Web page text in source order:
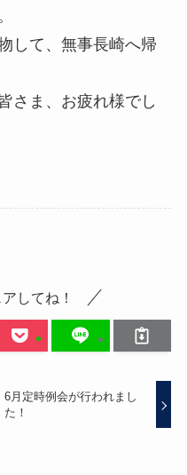
して、無事長崎へ帰
さま、お疲れ様でし
してね！
6月定時例会が行われまし
た！